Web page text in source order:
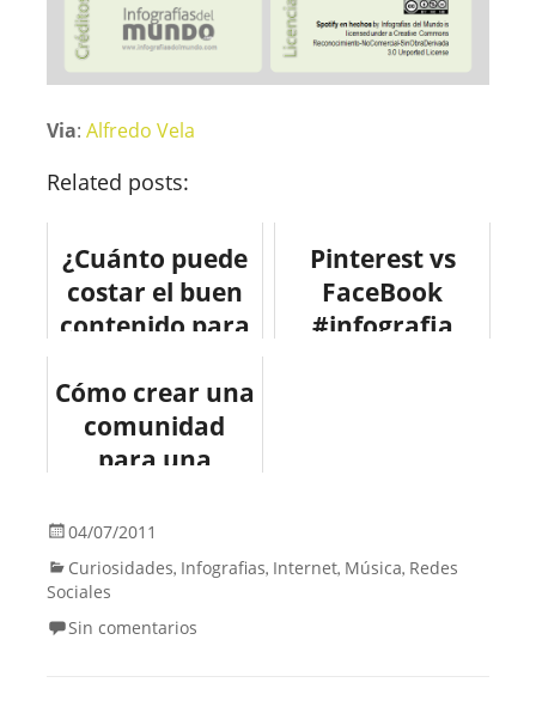
Via: Alfredo Vela
Related posts:
¿Cuánto puede
costar el buen
contenido para
#infografia
#infographic
#marketing
Pinterest vs
FaceBook
#infografia
Cómo crear una
comunidad
para una
sociales
04/07/2011
Curiosidades, Infografias, Internet, Música, Redes
Sociales
Sin comentarios